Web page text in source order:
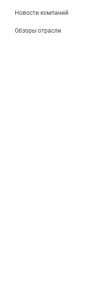
Новости компаний
Обзоры отрасли